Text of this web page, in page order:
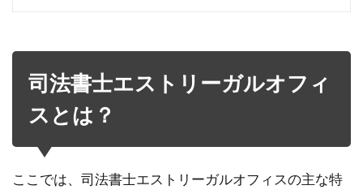
司法書士エストリーガルオフィ
スとは？
ここでは、司法書士エストリーガルオフィスの主な特